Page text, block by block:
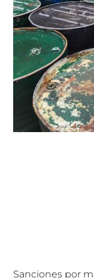
Sanciones por